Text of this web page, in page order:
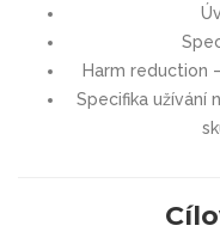
Harm reduction
Specifika užívání